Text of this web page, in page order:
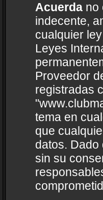
Acuerdano
indecente,
cualquier
Leyes
Proveedor
registradas
tema en
que
datos.
sin su